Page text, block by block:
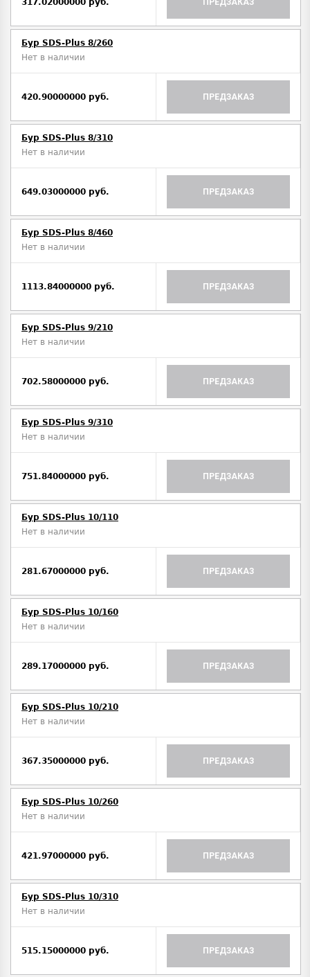
317.02000000 руб. ПРЕДЗАКАЗ
Бур SDS-Plus 8/260
Нет в наличии
420.90000000 руб. ПРЕДЗАКАЗ
Бур SDS-Plus 8/310
Нет в наличии
649.03000000 руб. ПРЕДЗАКАЗ
Бур SDS-Plus 8/460
Нет в наличии
1113.84000000 руб. ПРЕДЗАКАЗ
Бур SDS-Plus 9/210
Нет в наличии
702.58000000 руб. ПРЕДЗАКАЗ
Бур SDS-Plus 9/310
Нет в наличии
751.84000000 руб. ПРЕДЗАКАЗ
Бур SDS-Plus 10/110
Нет в наличии
281.67000000 руб. ПРЕДЗАКАЗ
Бур SDS-Plus 10/160
Нет в наличии
289.17000000 руб. ПРЕДЗАКАЗ
Бур SDS-Plus 10/210
Нет в наличии
367.35000000 руб. ПРЕДЗАКАЗ
Бур SDS-Plus 10/260
Нет в наличии
421.97000000 руб. ПРЕДЗАКАЗ
Бур SDS-Plus 10/310
Нет в наличии
515.15000000 руб. ПРЕДЗАКАЗ